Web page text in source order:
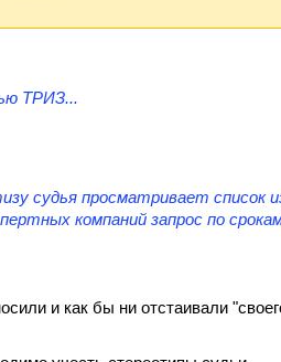
ТРИЗ...
судья просматривает список
компаний запрос по
и как бы ни отстаивали